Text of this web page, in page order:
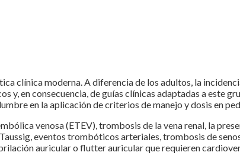
clínica moderna. A diferencia de los adultos, la
en consecuencia, de guías clínicas adaptadas a este
en la aplicación de criterios de manejo y dosis en
venosa (ETEV), trombosis de la vena renal, la
eventos trombóticos arteriales, trombosis de
auricular o flutter auricular que requieren